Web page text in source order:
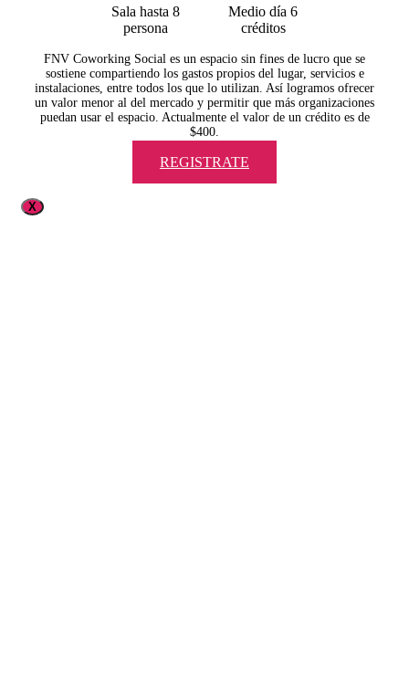
Sala hasta 8
persona
Medio día 6
créditos
FNV Coworking Social es un espacio sin fines de lucro que se
sostiene compartiendo los gastos propios del lugar, servicios e
instalaciones, entre todos los que lo utilizan. Así logramos ofrecer
un valor menor al del mercado y permitir que más organizaciones
puedan usar el espacio. Actualmente el valor de un crédito es de
$400.
REGISTRATE
X